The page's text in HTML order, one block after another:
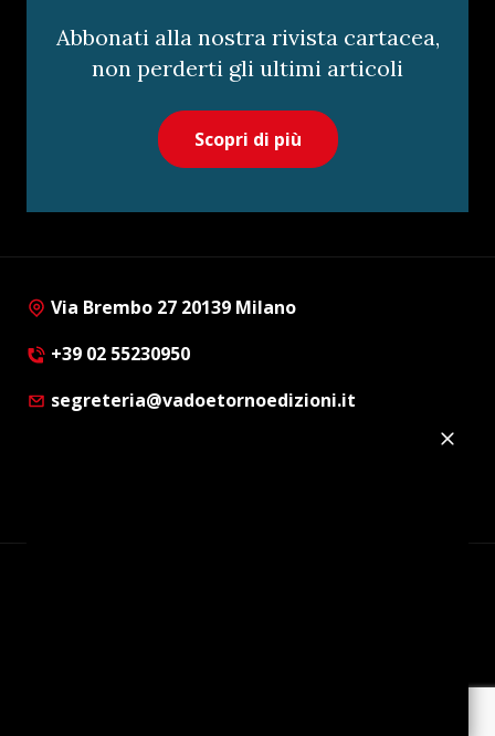
Abbonati alla nostra rivista cartacea,
non perderti gli ultimi articoli
Scopri di più
Via Brembo 27 20139 Milano
+39 02 55230950
segreteria@vadoetornoedizioni.it